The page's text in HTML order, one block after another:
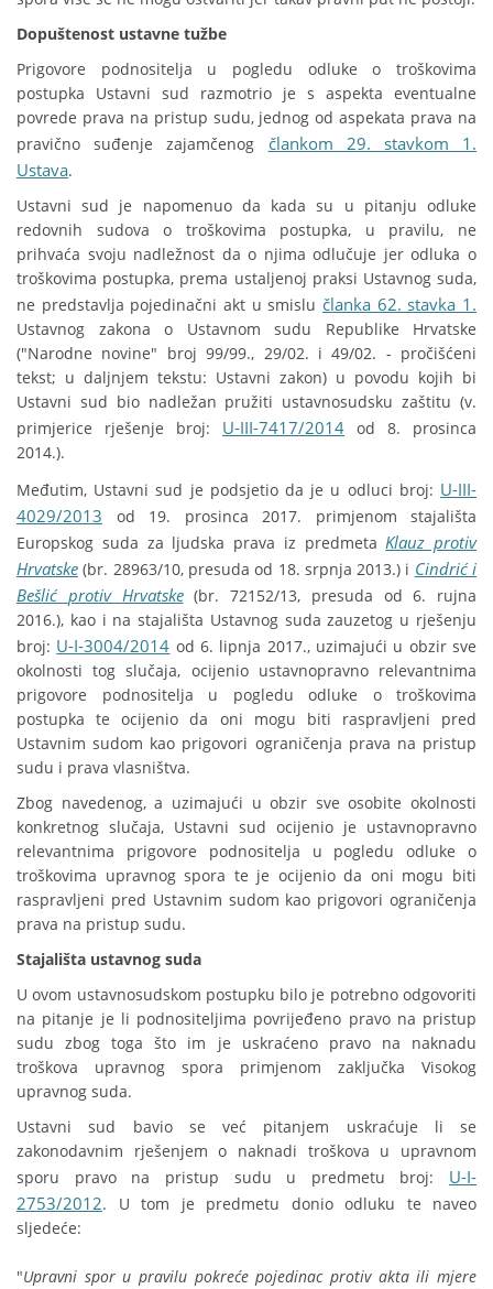
Dopuštenost ustavne tužbe
Prigovore podnositelja u pogledu odluke o troškovima
postupka Ustavni sud razmotrio je s aspekta eventualne
povrede prava na pristup sudu, jednog od aspekata prava na
pravično suđenje zajamčenog člankom 29. stavkom 1.
Ustava.
Ustavni sud je napomenuo da kada su u pitanju odluke
redovnih sudova o troškovima postupka, u pravilu, ne
prihvaća svoju nadležnost da o njima odlučuje jer odluka o
troškovima postupka, prema ustaljenoj praksi Ustavnog suda,
ne predstavlja pojedinačni akt u smislu članka 62. stavka 1.
Ustavnog zakona o Ustavnom sudu Republike Hrvatske
("Narodne novine" broj 99/99., 29/02. i 49/02. - pročišćeni
tekst; u daljnjem tekstu: Ustavni zakon) u povodu kojih bi
Ustavni sud bio nadležan pružiti ustavnosudsku zaštitu (v.
primjerice rješenje broj: U-III-7417/2014 od 8. prosinca
2014.).
Međutim, Ustavni sud je podsjetio da je u odluci broj: U-III-
4029/2013 od 19. prosinca 2017. primjenom stajališta
Europskog suda za ljudska prava iz predmetaKlauz protiv
Hrvatske (br. 28963/10, presuda od 18. srpnja 2013.) i Cindrić i
Bešlić protiv Hrvatske (br. 72152/13, presuda od 6. rujna
2016.), kao i na stajališta Ustavnog suda zauzetog u rješenju
broj: U-I-3004/2014 od 6. lipnja 2017., uzimajući u obzir sve
okolnosti tog slučaja, ocijenio ustavnopravno relevantnima
prigovore podnositelja u pogledu odluke o troškovima
postupka te ocijenio da oni mogu biti raspravljeni pred
Ustavnim sudom kao prigovori ograničenja prava na pristup
sudu i prava vlasništva.
Zbog navedenog, a uzimajući u obzir sve osobite okolnosti
konkretnog slučaja, Ustavni sud ocijenio je ustavnopravno
relevantnima prigovore podnositelja u pogledu odluke o
troškovima upravnog spora te je ocijenio da oni mogu biti
raspravljeni pred Ustavnim sudom kao prigovori ograničenja
prava na pristup sudu.
Stajališta ustavnog suda
U ovom ustavnosudskom postupku bilo je potrebno odgovoriti
na pitanje je li podnositeljima povrijeđeno pravo na pristup
sudu zbog toga što im je uskraćeno pravo na naknadu
troškova upravnog spora primjenom zaključka Visokog
upravnog suda.
Ustavni sud bavio se već pitanjem uskraćuje li se
zakonodavnim rješenjem o naknadi troškova u upravnom
sporu pravo na pristup sudu u predmetu broj: U-I-
2753/2012. U tom je predmetu donio odluku te naveo
sljedeće:
"Upravni spor u pravilu pokreće pojedinac protiv akta ili mjere